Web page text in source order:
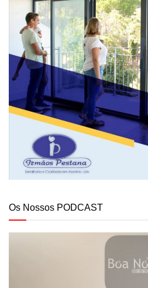
Os Nossos PODCAST